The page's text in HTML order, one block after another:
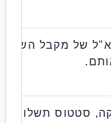
השובר, ככל
תשלום, אמצעי